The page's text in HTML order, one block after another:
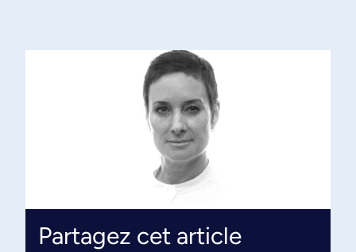
Partagez cet article